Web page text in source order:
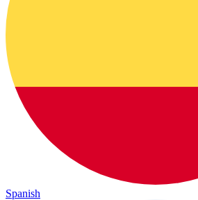
Spanish